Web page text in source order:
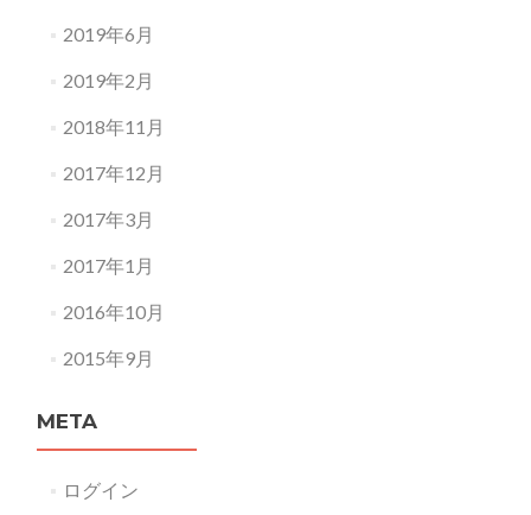
2019年6月
2019年2月
2018年11月
2017年12月
2017年3月
2017年1月
2016年10月
2015年9月
META
ログイン